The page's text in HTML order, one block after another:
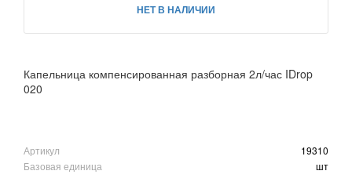
НЕТ В НАЛИЧИИ
Капельница компенсированная разборная 2л/час IDrop
020
Артикул
19310
Базовая единица
шт